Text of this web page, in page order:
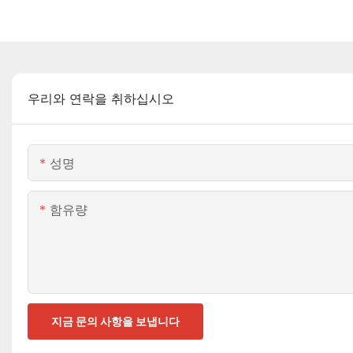
우리와 연락을 취하십시오
성명
함유량
지금 문의 사항을 보냅니다